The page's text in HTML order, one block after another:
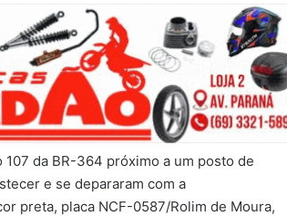
da BR-364 próximo a um posto de
e se depararam com a
preta, placa NCF-0587/Rolim de Moura,